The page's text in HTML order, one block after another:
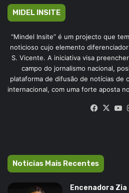
MIDEL INSITE
“Mindel Insite” é um projecto que
noticioso cujo elemento
S. Vicente. A iniciativa visa
campo do jornalismo nacional,
plataforma de difusão de notícias de
internacional, com uma forte aposta
X
Noticias Mais Recentes
Encenadora